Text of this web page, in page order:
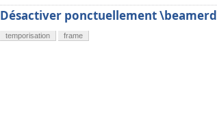
Désactiver ponctuellement
temporisation frame